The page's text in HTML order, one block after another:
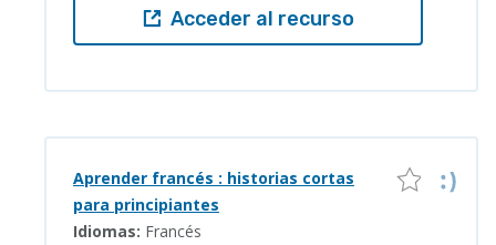
Acceder al recurso
Aprender francés : historias cortas
para principiantes
Idiomas: Francés